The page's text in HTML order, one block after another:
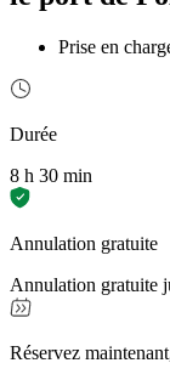
Prise en
Durée
8 h 30 min
Annulation gratuite
Annulation gratuite
Réservez